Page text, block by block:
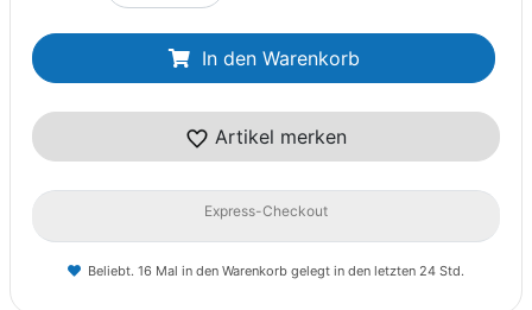
In den Warenkorb
Artikel merken
Express-Checkout
Beliebt. 16 Mal in den Warenkorb gelegt in den letzten 24 Std.